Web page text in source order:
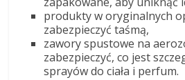
produkty w oryginalnych
zabezpieczyć taśmą,
zawory spustowe na
zabezpieczyć, co jest
sprayów do ciała i perfum.